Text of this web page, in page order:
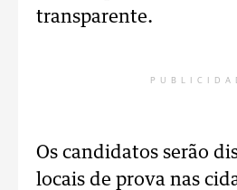
transparente.
Os candidatos serão
locais de prova nas